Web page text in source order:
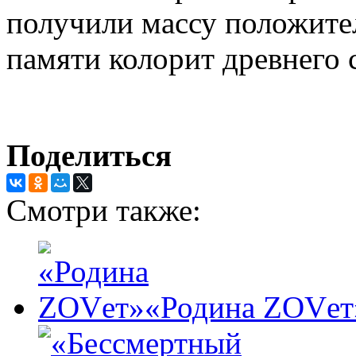
получили массу
памяти колорит древнего
Поделиться
Смотри также:
«Родина